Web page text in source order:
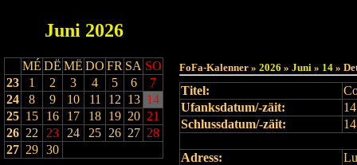
Juni 2026
MÉ DË MË DO FR SA SO
23
1 2 3 4 5 6
7
24
8 9 10 11 12 13 14
25 15 16 17 18 19 20 21
26 22 23 24 25 26 27 28
27 29 30
FoFa-Kalenner » 2026 » Juni » 14 »
Titel:
Ufanksdatum/-zäit:
Schlussdatum/-zäit:
Adress: